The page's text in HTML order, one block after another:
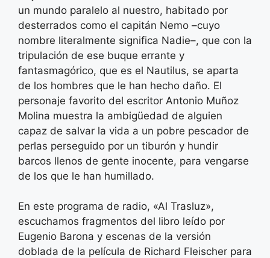
un mundo paralelo al nuestro, habitado por
desterrados como el capitán Nemo –cuyo
nombre literalmente significa Nadie–, que con la
tripulación de ese buque errante y
fantasmagórico, que es el Nautilus, se aparta
de los hombres que le han hecho daño. El
personaje favorito del escritor Antonio Muñoz
Molina muestra la ambigüedad de alguien
capaz de salvar la vida a un pobre pescador de
perlas perseguido por un tiburón y hundir
barcos llenos de gente inocente, para vengarse
de los que le han humillado.
En este programa de radio, «Al Trasluz»,
escuchamos fragmentos del libro leído por
Eugenio Barona y escenas de la versión
doblada de la película de Richard Fleischer para